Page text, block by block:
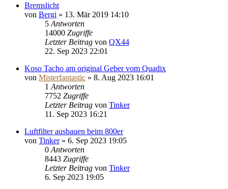
Bremslicht
von Bergi » 13. Mär 2019 14:10
5 Antworten
14000 Zugriffe
Letzter Beitrag von QX44
22. Sep 2023 22:01
Koso Tacho am original Geber vom Quadix
von Misterfantastic » 8. Aug 2023 16:01
1 Antworten
7752 Zugriffe
Letzter Beitrag von Tinker
11. Sep 2023 16:21
Luftfilter ausbauen beim 800er
von Tinker» 6. Sep 2023 19:05
0 Antworten
8443 Zugriffe
Letzter Beitrag von Tinker
6. Sep 2023 19:05